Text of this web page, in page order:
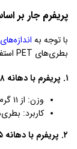
پریفرم جار بر
با توجه به
بطری‌های PET استفاده می‌شوند، می‌توان به توضیحات زیر اشاره کرد.
۱. پریفرم با دهانه ۲۸ میلی‌متر:
وزن: از ۱۱ گرم تا ۵۵ گرم
کاربرد:
۲. پریفرم با دهانه ۴۵ میلی‌متر: